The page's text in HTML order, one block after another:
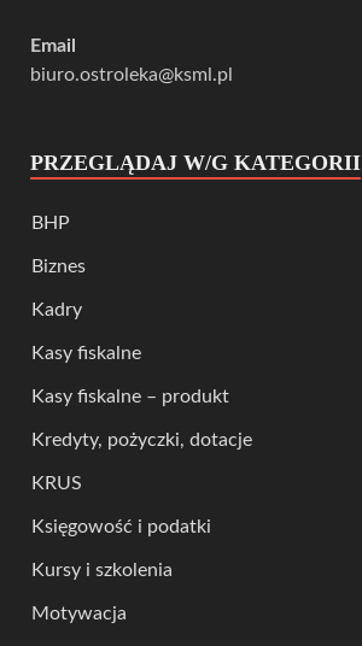
Email
biuro.ostroleka@ksml.pl
PRZEGLĄDAJ W/G KATEGORII
BHP
Biznes
Kadry
Kasy fiskalne
Kasy fiskalne – produkt
Kredyty, pożyczki, dotacje
KRUS
Księgowość i podatki
Kursy i szkolenia
Motywacja